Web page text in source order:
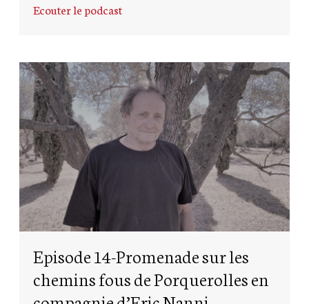
Ecouter le podcast
Episode 14-Promenade sur les
chemins fous de Porquerolles en